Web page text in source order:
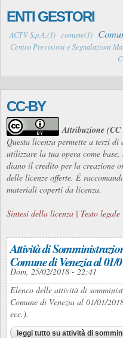
ENTI GESTORI
ACTV S.p.A.(1) comune(1)
Centro Previsioni e Segnalazioni
CC-BY
Attribuzione (CC
Questa licenza permette a terzi
utilizzare la tua opera come
diano il credito per la creazione
delle licenze offerte. É
materiali coperti da licenza.
Sintesi della licenza | Testo legale
Attività di
Comune di Venezia al 01/
Dom, 25/02/2018 - 22:41
Elenco delle attività di
Comune di Venezia al 01/01/
ecc.).
leggi tutto su attività di